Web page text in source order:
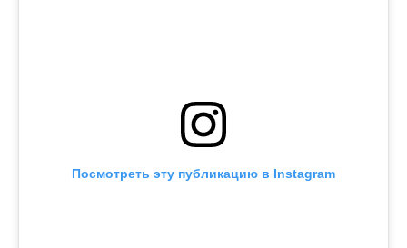
Посмотреть эту публикацию в Instagram